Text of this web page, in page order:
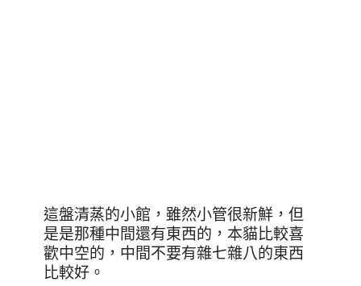
這盤清蒸的小館，雖然小管很新鮮，但
是是那種中間還有東西的，本貓比較喜
歡中空的，中間不要有雜七雜八的東西
比較好。